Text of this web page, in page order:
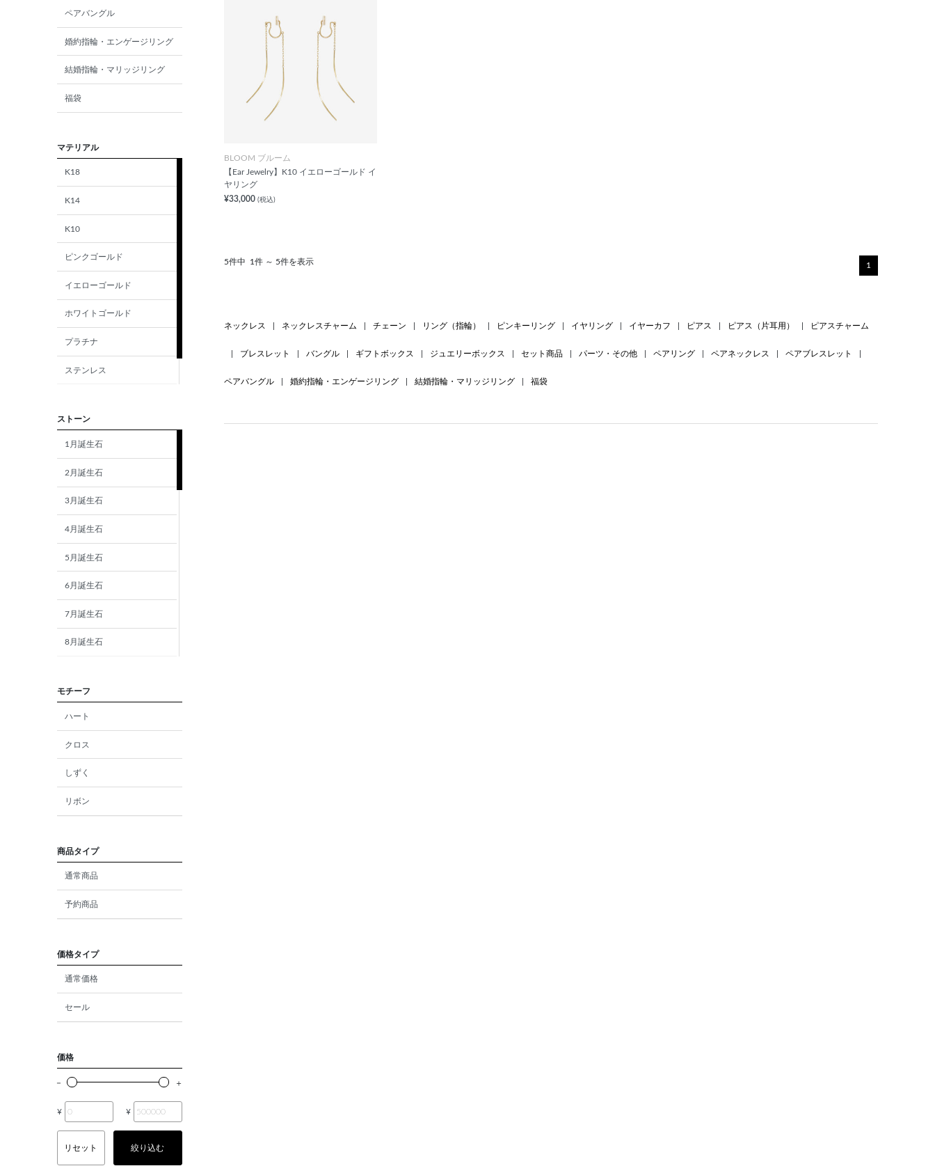
ペアバングル
婚約指輪・エンゲージリング
結婚指輪・マリッジリング
福袋
マテリアル
K18
K14
K10
ピンクゴールド
イエローゴールド
ホワイトゴールド
プラチナ
ステンレス
ストーン
1月誕生石
2月誕生石
3月誕生石
4月誕生石
5月誕生石
6月誕生石
7月誕生石
8月誕生石
エメラルド
パール
ムーンストーン
トルマリン
オパール
モチーフ
ハート
クロス
しずく
リボン
商品タイプ
通常商品
予約商品
価格タイプ
通常価格
セール
価格
¥ ¥
リセット 絞り込む
BLOOM ブルーム
【Ear Jewelry】K10 イエローゴールド イ
ヤリング
¥33,000 (税込)
5件中 1件 ～ 5件を表示 1
ネックレス ネックレスチャーム チェーン リング（指輪） ピンキーリング イヤリング イヤーカフ ピアス ピアス（片耳用） ピアスチャーム
ブレスレット バングル ギフトボックス ジュエリーボックス セット商品 パーツ・その他 ペアリング ペアネックレス ペアブレスレット
ペアバングル 婚約指輪・エンゲージリング 結婚指輪・マリッジリング 福袋